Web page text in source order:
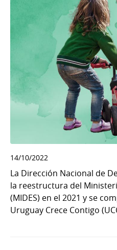
14/10/2022
La Dirección Nacional de
la reestructura del
(MIDES) en el 2021 y se
Uruguay Crece Contigo